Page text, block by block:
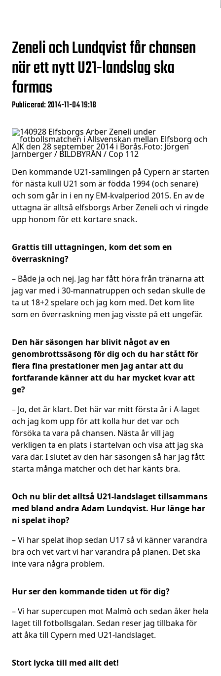
Zeneli och Lundqvist får chansen
när ett nytt U21-landslag ska
formas
Publicerad: 2014-11-04 19:18
Den kommande U21-samlingen på Cypern är starten
för nästa kull U21 som är födda 1994 (och senare)
och som går in i en ny EM-kvalperiod 2015. En av de
uttagna är alltså elfsborgs Arber Zeneli och vi ringde
upp honom för ett kortare snack.
Grattis till uttagningen, kom det som en
överraskning?
– Både ja och nej. Jag har fått höra från tränarna att
jag var med i 30-mannatruppen och sedan skulle de
ta ut 18+2 spelare och jag kom med. Det kom lite
som en överraskning men jag visste på ett ungefär.
Den här säsongen har blivit något av en
genombrottssäsong för dig och du har stått för
flera fina prestationer men jag antar att du
fortfarande känner att du har mycket kvar att
ge?
– Jo, det är klart. Det här var mitt första år i A-laget
och jag kom upp för att kolla hur det var och
försöka ta vara på chansen. Nästa år vill jag
verkligen ta en plats i startelvan och visa att jag ska
vara där. I slutet av den här säsongen så har jag fått
starta många matcher och det har känts bra.
Och nu blir det alltså U21-landslaget tillsammans
med bland andra Adam Lundqvist. Hur länge har
ni spelat ihop?
– Vi har spelat ihop sedan U17 så vi känner varandra
bra och vet vart vi har varandra på planen. Det ska
inte vara några problem.
Hur ser den kommande tiden ut för dig?
– Vi har supercupen mot Malmö och sedan åker hela
laget till fotbollsgalan. Sedan reser jag tillbaka för
att åka till Cypern med U21-landslaget.
Stort lycka till med allt det!